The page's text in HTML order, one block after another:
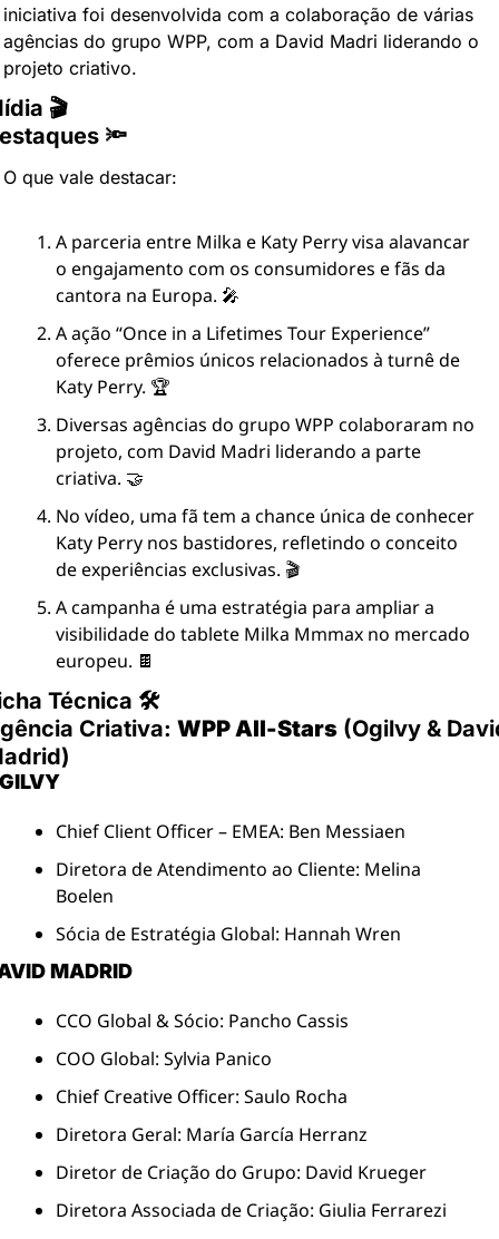
iniciativa foi desenvolvida com a colaboração de várias
agências do grupo WPP, com a David Madri liderando o
projeto criativo.
🎬
🔦
O que vale destacar:
A parceria entre Milka e Katy Perry visa alavancar
o engajamento com os consumidores e fãs da
cantora na Europa. 🎤
A ação “Once in a Lifetimes Tour Experience”
oferece prêmios únicos relacionados à turnê de
Katy Perry. 🏆
Diversas agências do grupo WPP colaboraram no
projeto, com David Madri liderando a parte
criativa. 🤝
No vídeo, uma fã tem a chance única de conhecer
Katy Perry nos bastidores, refletindo o conceito
de experiências exclusivas. 🎬
A campanha é uma estratégia para ampliar a
visibilidade do tablete Milka Mmmax no mercado
europeu. 🍫
Técnica 🛠
Criativa: WPP All-Stars (Ogilvy &
Chief Client Officer – EMEA: Ben Messiaen
Diretora de Atendimento ao Cliente: Melina
Boelen
Sócia de Estratégia Global: Hannah Wren
MADRID
CCO Global & Sócio: Pancho Cassis
COO Global: Sylvia Panico
Chief Creative Officer: Saulo Rocha
Diretora Geral: María García Herranz
Diretor de Criação do Grupo: David Krueger
Diretora Associada de Criação: Giulia Ferrarezi